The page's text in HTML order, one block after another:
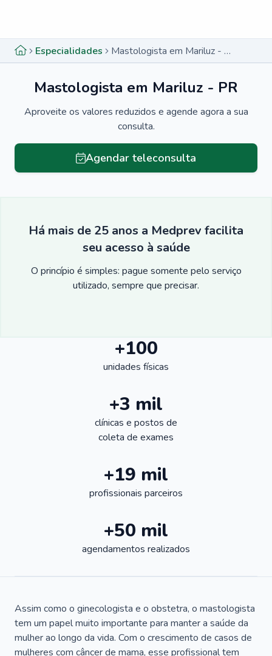
Especialidades Mastologista em Mariluz - PR
Mastologista em Mariluz - PR
Aproveite os valores reduzidos e agende agora a sua
consulta.
Agendar teleconsulta
Há mais de 25 anos a Medprev facilita
seu acesso à saúde
O princípio é simples: pague somente pelo serviço
utilizado, sempre que precisar.
+100
unidades físicas
+3 mil
clínicas e postos de
coleta de exames
+19 mil
profissionais parceiros
+50 mil
agendamentos realizados
Assim como o ginecologista e o obstetra, o mastologista
tem um papel muito importante para manter a saúde da
mulher ao longo da vida. Com o crescimento de casos de
mulheres com câncer de mama, esse profissional tem